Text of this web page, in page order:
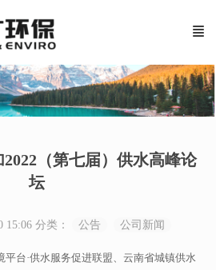
（第七届）供水高峰论
坛
15:06 分类： 公告 公司新闻
平台·供水服务促进联盟、云南省城镇供水